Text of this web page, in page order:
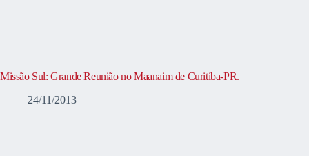
Missão Sul: Grande Reunião no Maanaim de Curitiba-PR.
24/11/2013